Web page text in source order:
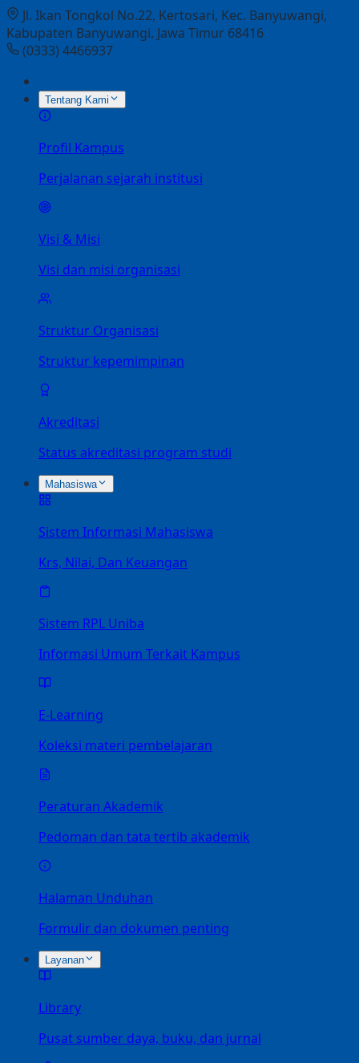
Jl. Ikan Tongkol No.22, Kertosari, Kec. Banyuwangi,
Kabupaten Banyuwangi, Jawa Timur 68416
(0333) 4466937
Tentang Kami
Profil Kampus
Perjalanan sejarah institusi
Visi & Misi
Visi dan misi organisasi
Struktur Organisasi
Struktur kepemimpinan
Akreditasi
Status akreditasi program studi
Mahasiswa
Sistem Informasi Mahasiswa
Krs, Nilai, Dan Keuangan
Sistem RPL Uniba
Informasi Umum Terkait Kampus
E-Learning
Koleksi materi pembelajaran
Peraturan Akademik
Pedoman dan tata tertib akademik
Halaman Unduhan
Formulir dan dokumen penting
Layanan
Library
Pusat sumber daya, buku, dan jurnal